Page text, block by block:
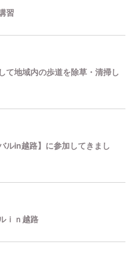
習
て地域内の歩道を除草・清掃し
ルin越路】に参加してきまし
ｉｎ越路